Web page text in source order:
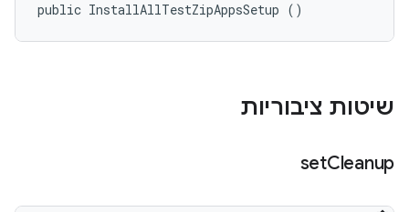
public InstallAllTestZipAppsSetup ()
שיטות ציבוריות
setCleanup